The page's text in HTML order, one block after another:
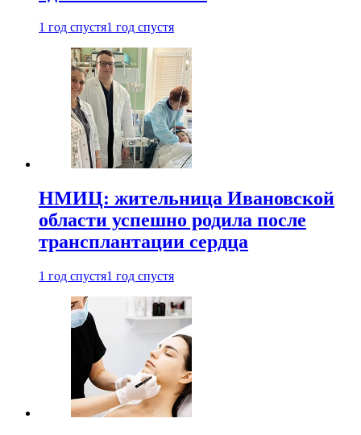
1 год спустя1 год спустя
НМИЦ: жительница Ивановской
области успешно родила после
трансплантации сердца
1 год спустя1 год спустя